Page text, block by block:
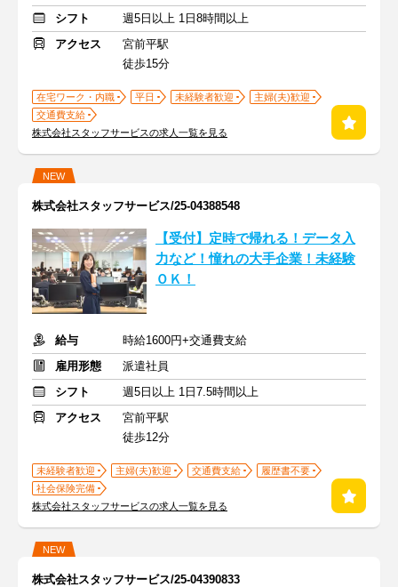
シフト
週5日以上 1日8時間以上
アクセス
宮前平駅
徒歩15分
在宅ワーク・内職 平日 未経験者歓迎
主婦(夫)歓迎
交通費支給
株式会社スタッフサービスの求人一覧を見る
NEW
株式会社スタッフサービス/25-04388548
【受付】定時で帰れる！データ入
力など！憧れの大手企業！未経験
ＯＫ！
給与
時給1600円+交通費支給
雇用形態
派遣社員
シフト
週5日以上 1日7.5時間以上
アクセス
宮前平駅
徒歩12分
未経験者歓迎 主婦(夫)歓迎 交通費支給
履歴書不要
社会保険完備
株式会社スタッフサービスの求人一覧を見る
NEW
株式会社スタッフサービス/25-04390833